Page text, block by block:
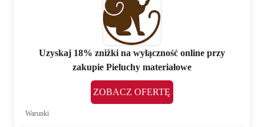
Uzyskaj 18% zniżki na wyłączność online przy
zakupie Pieluchy materiałowe
ZOBACZ OFERTĘ
Warunki